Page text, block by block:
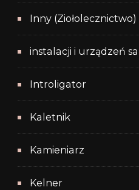
Inny (Ziołolecznictwo)
instalacji i urządzeń
Introligator
Kaletnik
Kamieniarz
Kelner